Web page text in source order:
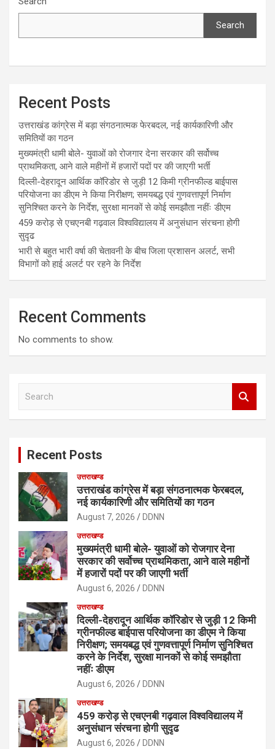
Search
Recent Posts
उत्तराखंड कांग्रेस में बड़ा संगठनात्मक फेरबदल, नई कार्यकारिणी और
समितियों का गठन
मुख्यमंत्री धामी बोले- युवाओं को रोजगार देना सरकार की सर्वोच्च
प्राथमिकता, आने वाले महीनों में हजारों पदों पर की जाएगी भर्ती
दिल्ली-देहरादून आर्थिक कॉरिडोर से जुड़ी 12 किमी ग्रीनफील्ड बाईपास
परियोजना का डीएम ने किया निरीक्षण; समयबद्ध एवं गुणवत्तापूर्ण निर्माण
सुनिश्चित करने के निर्देश, सुरक्षा मानकों से कोई समझौता नहींः डीएम
459 करोड़ से एचएनबी गढ़वाल विश्वविद्यालय में अनुसंधान संरचना होगी
सुदृढ
भारी से बहुत भारी वर्षा की चेतावनी के बीच जिला प्रशासन अलर्ट, सभी
विभागों को हाई अलर्ट पर रहने के निर्देश
Recent Comments
No comments to show.
Recent Posts
उत्तराखण्ड
उत्तराखंड कांग्रेस में बड़ा संगठनात्मक फेरबदल,
नई कार्यकारिणी और समितियों का गठन
August 7, 2026 DDNN
उत्तराखण्ड
मुख्यमंत्री धामी बोले- युवाओं को रोजगार देना
सरकार की सर्वोच्च प्राथमिकता, आने वाले महीनों
में हजारों पदों पर की जाएगी भर्ती
August 6, 2026 DDNN
उत्तराखण्ड
दिल्ली-देहरादून आर्थिक कॉरिडोर से जुड़ी 12 किमी
ग्रीनफील्ड बाईपास परियोजना का डीएम ने किया
निरीक्षण; समयबद्ध एवं गुणवत्तापूर्ण निर्माण सुनिश्चित
करने के निर्देश, सुरक्षा मानकों से कोई समझौता
नहींः डीएम
August 6, 2026 DDNN
उत्तराखण्ड
459 करोड़ से एचएनबी गढ़वाल विश्वविद्यालय में
अनुसंधान संरचना होगी सुदृढ
August 6, 2026 DDNN